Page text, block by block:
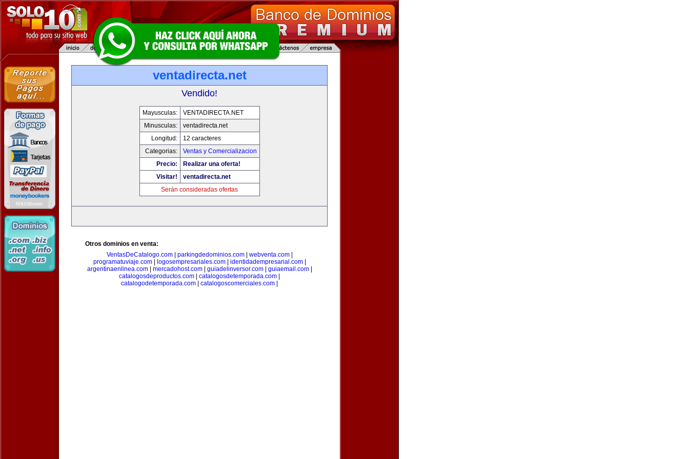
ventadirecta.net
Vendido!
Mayusculas:
VENTADIRECTA.NET
Minusculas:
ventadirecta.net
Longitud:
12 caracteres
Categorias:
Ventas y Comercializacion
Precio:
Realizar una oferta!
Visitar!
ventadirecta.net
Serán consideradas ofertas
Otros dominios en venta:
VentasDeCatalogo.com| parkingdedominios.com| webventa.com|
programatuviaje.com| logosempresariales.com| identidadempresarial.com|
argentinaenlinea.com| mercadohost.com| guiadelinversor.com| guiaemail.com|
catalogosdeproductos.com
catalogosdetemporada.com
catalogodetemporada.com
catalogoscomerciales.com